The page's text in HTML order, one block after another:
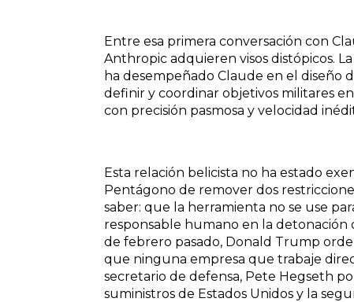
Entre esa primera conversación con
Anthropic adquieren visos distópicos.
ha desempeñado Claude en el diseño
definir y coordinar objetivos militares
con precisión pasmosa y velocidad
Esta relación belicista no ha estado
Pentágono de remover dos
saber: que la herramienta no se use
responsable humano en la detonación
de febrero pasado, Donald Trump
que ninguna empresa que trabaje
secretario de defensa, Pete Hegseth
suministros de Estados Unidos y la